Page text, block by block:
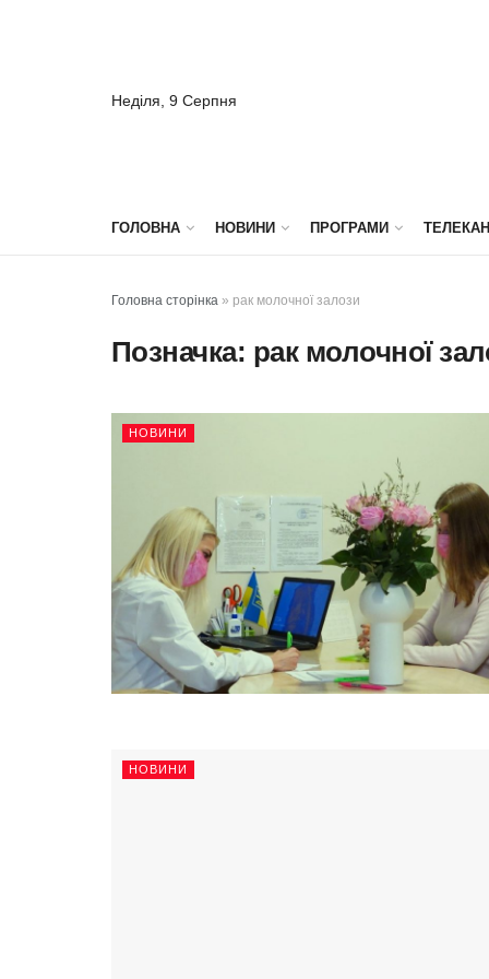
Неділя, 9 Серпня
ГОЛОВНА НОВИНИ ПРОГРАМИ
Головна сторінка » рак молочної залози
Позначка: рак молочної
НОВИНИ
НОВИНИ